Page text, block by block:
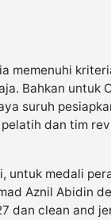
memenuhi
Bahkan untuk
suruh
dan tim
untuk medali
Aznil Abidin
dan clean and